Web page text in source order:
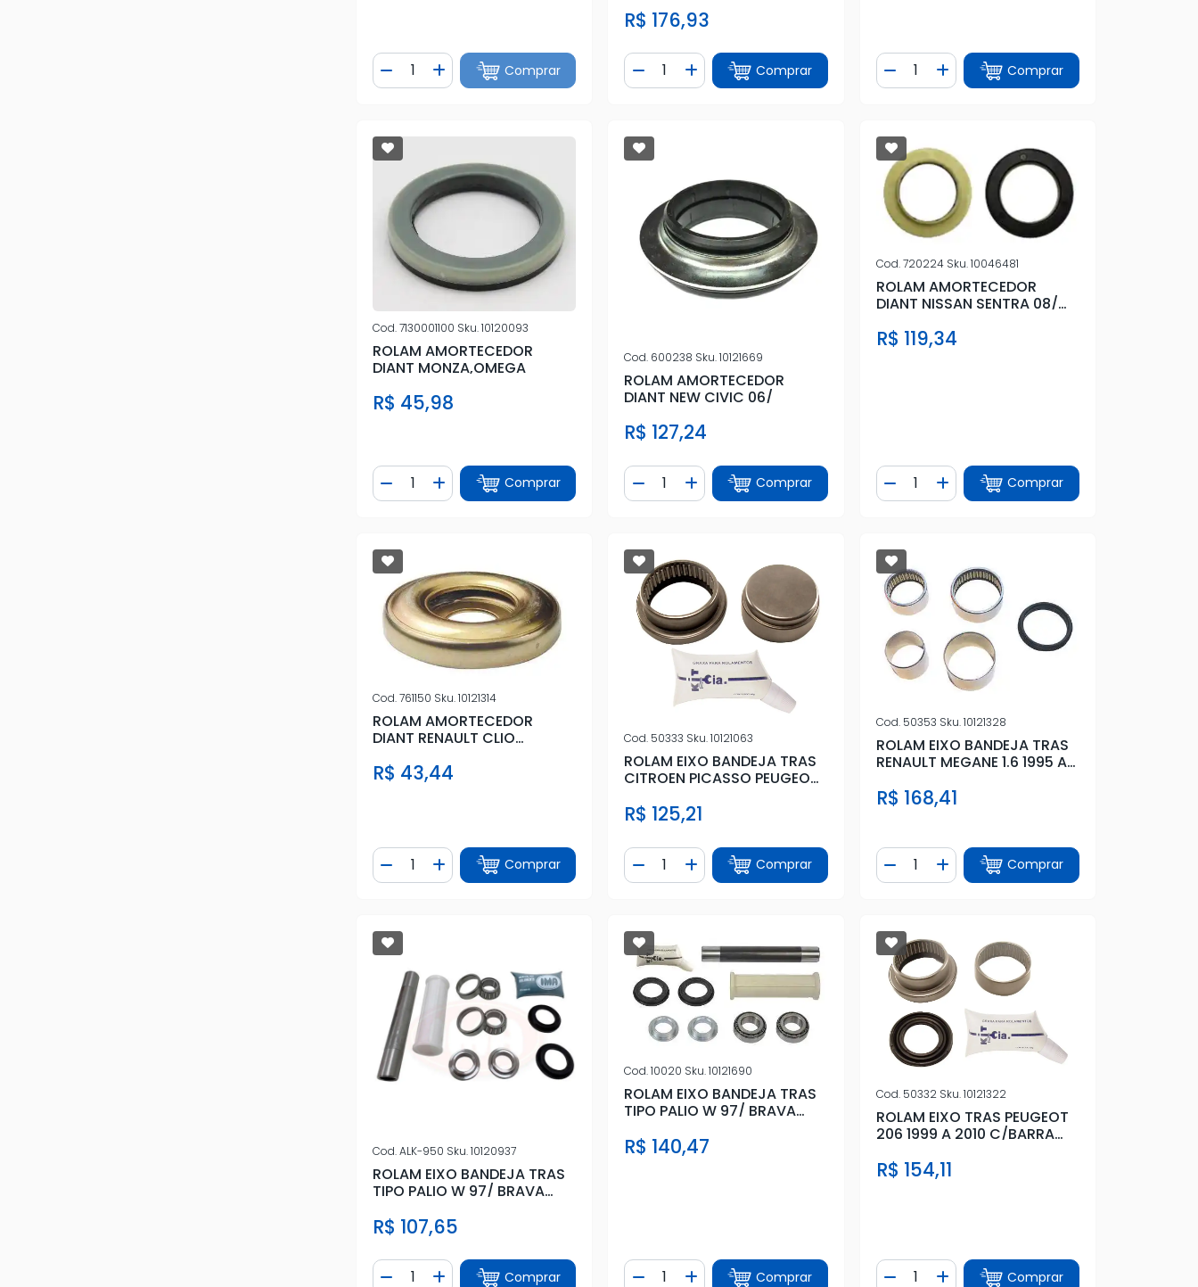
Diminuir Quantidade
Quantidade
Adicionar Quantidade
Comprar
R$ 176,93
Diminuir Quantidade
Quantidade
Adicionar Quantidade
Comprar Diminuir Quantidade
Quantidade
Adicionar Quantidade
Comprar
Cod.7130001100 Sku.10120093
ROLAM AMORTECEDOR
DIANT MONZA,OMEGA
R$ 45,98
Diminuir Quantidade
Quantidade
Adicionar Quantidade
Comprar
Cod. 600238 Sku.10121669
ROLAM AMORTECEDOR
DIANT NEW CIVIC 06/
R$ 127,24
Diminuir Quantidade
Quantidade
Adicionar Quantidade
Comprar
Cod.720224 Sku.10046481
ROLAM AMORTECEDOR
DIANT NISSAN SENTRA 08/
R$ 119,34
Diminuir Quantidade
Quantidade
Adicionar Quantidade
Comprar
Cod.761150 Sku.10121314
ROLAM AMORTECEDOR
DIANT RENAULT CLIO
R$ 43,44
Diminuir Quantidade
Quantidade
Adicionar Quantidade
Comprar
Cod. 50333 Sku.10121063
ROLAM EIXO BANDEJA TRAS
CITROEN PICASSO PEUGEOT
R$ 125,21
Diminuir Quantidade
Quantidade
Adicionar Quantidade
Comprar
Cod.50353 Sku.10121328
ROLAM EIXO BANDEJA TRAS
RENAULT MEGANE 1.6 1995 A
R$ 168,41
Diminuir Quantidade
Quantidade
Adicionar Quantidade
Comprar
Cod.ALK-950 Sku.10120937
ROLAM EIXO BANDEJA TRAS
TIPO PALIO W 97/ BRAVA
R$ 107,65
Quantidade Comprar
Cod.10020 Sku.10121690
ROLAM EIXO BANDEJA TRAS
TIPO PALIO W 97/ BRAVA
R$ 140,47
Quantidade Comprar
Cod.50332 Sku.10121322
ROLAM EIXO TRAS PEUGEOT
206 1999 A 2010 C/BARRA
R$ 154,11
Quantidade Comprar